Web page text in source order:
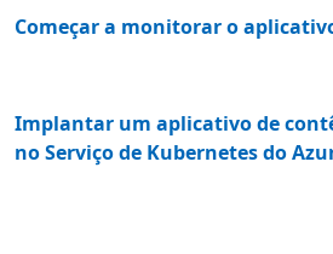
Começar a monitorar o
Implantar um aplicativo de
no Serviço de Kubernetes do